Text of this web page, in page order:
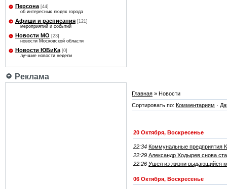
Персона [44]
об интересных людях города
Афиши и расписания [121]
мероприятий и событий
Новости МО [23]
новости Московской области
Новости ЮБиКа [0]
лучшие новости недели
Реклама
Главная » Новости
Сортировать по: Комментариям ·
20 Октября, Воскресенье
22:34 Коммунальные предприятия
22:29 Александр Ходырев снова
22:26 Ушел из жизни выдающийся
06 Октября, Воскресенье